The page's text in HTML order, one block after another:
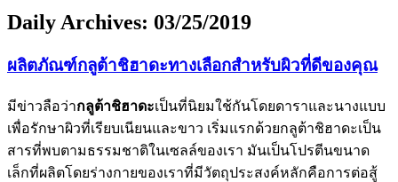
Daily Archives: 03/25/2019
ผลิตภัณฑ์กลูต้าชิฮาดะทางเลือกสำหรับผิวที่ดีของคุณ
มีข่าวลือว่ากลูต้าชิฮาดะเป็นที่นิยมใช้กันโดยดาราและนางแบบ
เพื่อรักษาผิวที่เรียบเนียนและขาว เริ่มแรกด้วยกลูต้าชิฮาดะเป็น
สารที่พบตามธรรมชาติในเซลล์ของเรา มันเป็นโปรตีนขนาด
เล็กที่ผลิตโดยร่างกายของเราที่มีวัตถุประสงค์หลักคือการต่อสู้